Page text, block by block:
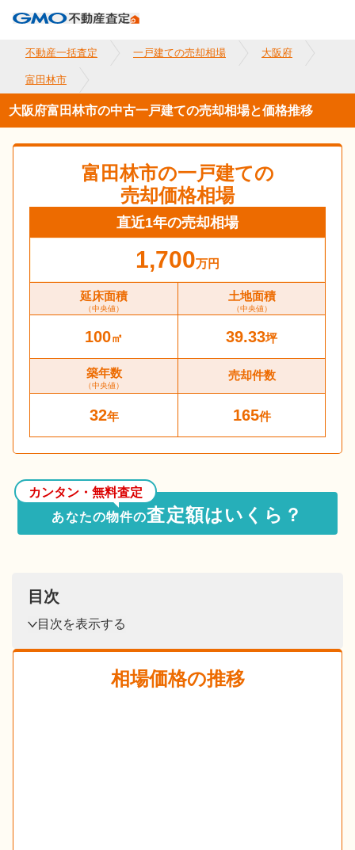
不動産一括査定 一戸建ての売却相場 大阪府
富田林市
大阪府富田林市の中古一戸建ての売却相場と価格推移
富田林市の一戸建ての
売却価格相場
直近1年の売却相場
1,700万円
延床面積
（中央値）
土地面積
（中央値）
100㎡ 39.33坪
築年数
（中央値）
売却件数
32年 165件
カンタン・無料査定
あなたの物件の査定額はいくら？
目次
目次を表示する
相場価格の推移